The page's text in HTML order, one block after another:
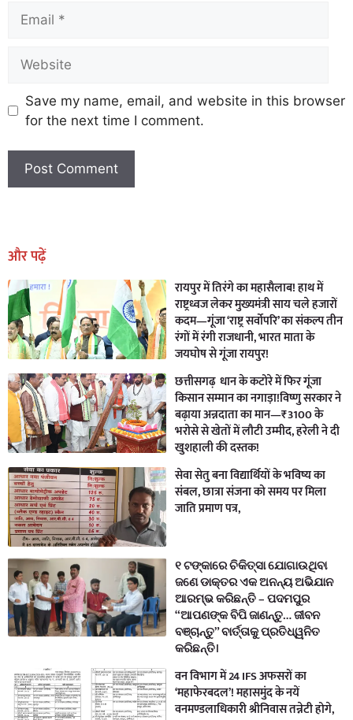
Save my name, email, and website in this browser
for the next time I comment.
और पढ़ें
रायपुर में तिरंगे का महासैलाब! हाथ में
राष्ट्रध्वज लेकर मुख्यमंत्री साय चले हजारों
कदम—गूंजा ‘राष्ट्र सर्वोपरि’ का संकल्प तीन
रंगों में रंगी राजधानी, भारत माता के
जयघोष से गूंजा रायपुर!
छत्तीसगढ़ धान के कटोरे में फिर गूंजा
किसान सम्मान का नगाड़ा!विष्णु सरकार ने
बढ़ाया अन्नदाता का मान—₹3100 के
भरोसे से खेतों में लौटी उम्मीद, हरेली ने दी
खुशहाली की दस्तक!
सेवा सेतु बना विद्यार्थियों के भविष्य का
संबल, छात्रा संजना को समय पर मिला
जाति प्रमाण पत्र,
୧ ଟଙ୍କାରେ ଚିକିତ୍ସା ଯୋଗାଉଥିବା
ଜଣେ ଡାକ୍ତର ଏକ ଅନନ୍ୟ ଅଭିଯାନ
ଆରମ୍ଭ କରିଛନ୍ତି – ପଦମପୁର
“ଆପଣଙ୍କ ବିପି ଜାଣନ୍ତୁ… ଜୀବନ
ବଞ୍ଚାନ୍ତୁ” ବାର୍ତ୍ତାକୁ ପ୍ରତିଧ୍ୱନିତ
କରିଛନ୍ତି।
वन विभाग में 24 IFS अफसरों का
‘महाफेरबदल’! महासमुंद के नयें
वनमण्डलाधिकारी श्रीनिवास तन्नेटी होगे,